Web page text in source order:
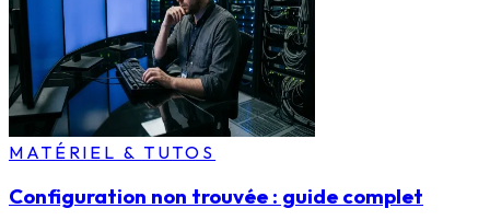
MATÉRIEL & TUTOS
Configuration non trouvée : guide complet